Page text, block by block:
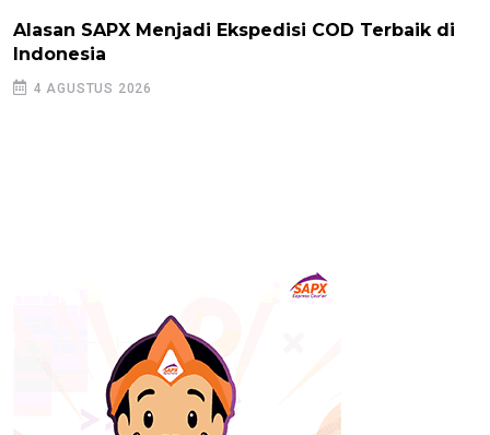
Alasan SAPX Menjadi Ekspedisi COD Terbaik di
Indonesia
4 AGUSTUS 2026